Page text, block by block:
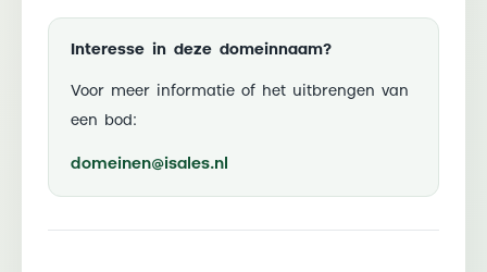
Interesse in deze domeinnaam?
Voor meer informatie of het uitbrengen van
een bod:
domeinen@isales.nl